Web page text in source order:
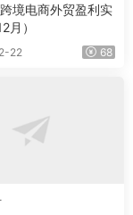
境电商外贸盈利实
月）
22 68